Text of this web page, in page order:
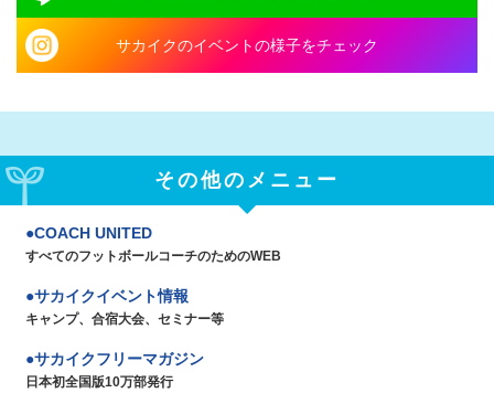
サカイクのイベントの様子をチェック
その他のメニュー
COACH UNITED
すべてのフットボールコーチのためのWEB
サカイクイベント情報
キャンプ、合宿大会、セミナー等
サカイクフリーマガジン
日本初全国版10万部発行